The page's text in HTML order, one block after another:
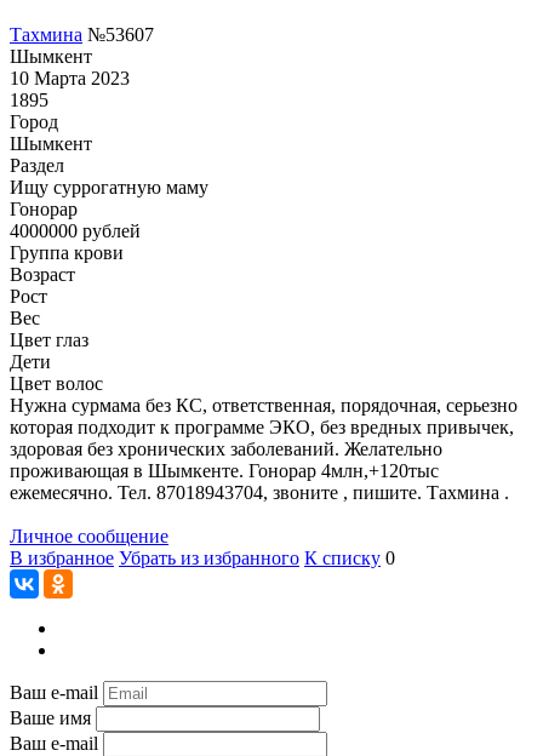
Тахмина №53607
Шымкент
10 Марта 2023
1895
Город
Шымкент
Раздел
Ищу суррогатную маму
Гонoрар
4000000 рублей
Группа крови
Возраст
Рост
Вес
Цвет глаз
Дети
Цвет волос
Нужна сурмама без КС, ответственная, порядочная, серьезно
которая подходит к программе ЭКО, без вредных привычек,
здоровая без хронических заболеваний. Желательно
проживающая в Шымкенте. Гонорар 4млн,+120тыс
ежемесячно. Тел. 87018943704, звоните , пишите. Тахмина .
Личное сообщение
В избранное Убрать из избранного К списку 0
Ваш e-mail
Ваше имя
Ваш e-mail